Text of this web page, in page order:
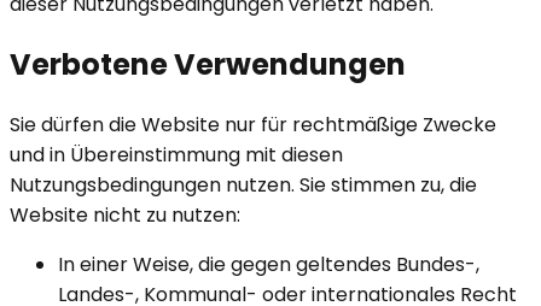
Verbotene Verwendungen
Sie dürfen die Website nur für rechtmäßige Zwecke
und in Übereinstimmung mit diesen
Nutzungsbedingungen nutzen. Sie stimmen zu, die
Website nicht zu nutzen:
In einer Weise, die gegen geltendes Bundes-,
Landes-, Kommunal- oder internationales Recht